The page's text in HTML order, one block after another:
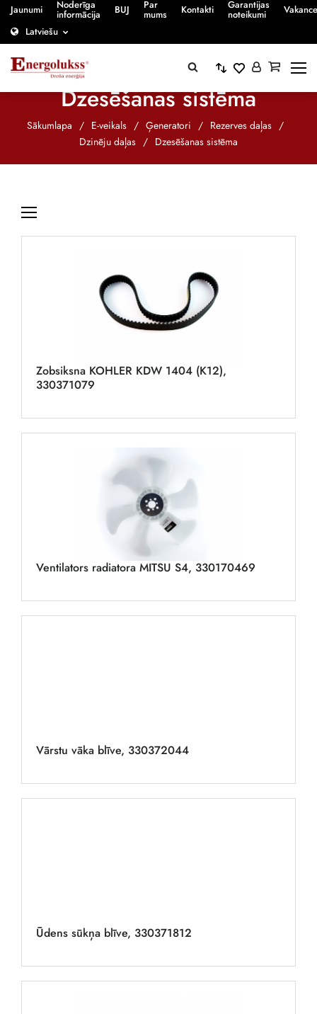
Jaunumi Noderīga
informācija BUJ Par
mums Kontakti Garantijas
noteikumi
Latviešu
Dzesēšanas sistēma
Sākumlapa / E-veikals / Ģeneratori / Rezerves daļas /
Dzinēju daļas / Dzesēšanas sistēma
Zobsiksna KOHLER KDW 1404 (K12),
330371079
Ventilators radiatora MITSU S4, 330170469
Vārstu vāka blīve, 330372044
Ūdens sūkņa blīve, 330371812